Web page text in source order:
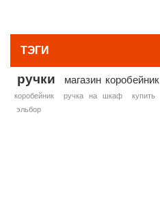
ТЭГИ
ручки магазин коробейник
коробейник
ручка на шкаф купить
эльбор